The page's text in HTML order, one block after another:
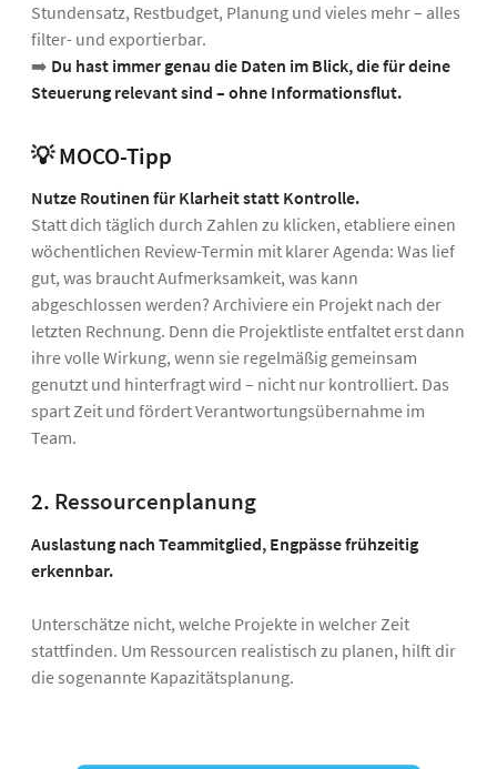
Stundensatz, Restbudget, Planung und vieles mehr – alles
filter- und exportierbar.
➡️ Du hast immer genau die Daten im Blick, die für deine
Steuerung relevant sind – ohne Informationsflut.
💡 MOCO-Tipp
Nutze Routinen für Klarheit statt Kontrolle.
Statt dich täglich durch Zahlen zu klicken, etabliere einen
wöchentlichen Review-Termin mit klarer Agenda: Was lief
gut, was braucht Aufmerksamkeit, was kann
abgeschlossen werden? Archiviere ein Projekt nach der
letzten Rechnung. Denn die Projektliste entfaltet erst dann
ihre volle Wirkung, wenn sie regelmäßig gemeinsam
genutzt und hinterfragt wird – nicht nur kontrolliert. Das
spart Zeit und fördert Verantwortungsübernahme im
Team.
2. Ressourcenplanung
Auslastung nach Teammitglied, Engpässe frühzeitig
erkennbar.
Unterschätze nicht, welche Projekte in welcher Zeit
stattfinden. Um Ressourcen realistisch zu planen, hilft dir
die sogenannte Kapazitätsplanung.